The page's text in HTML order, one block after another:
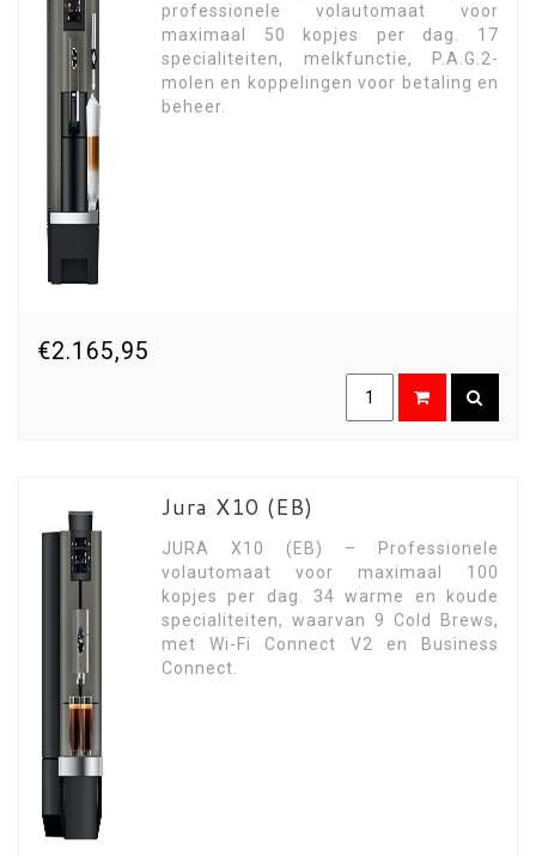
professionele volautomaat voor
maximaal 50 kopjes per dag. 17
specialiteiten, melkfunctie, P.A.G.2-
molen en koppelingen voor betaling en
beheer.
€2.165,95
Jura X10 (EB)
JURA X10 (EB) – Professionele
volautomaat voor maximaal 100
kopjes per dag. 34 warme en koude
specialiteiten, waarvan 9 Cold Brews,
met Wi-Fi Connect V2 en Business
Connect.